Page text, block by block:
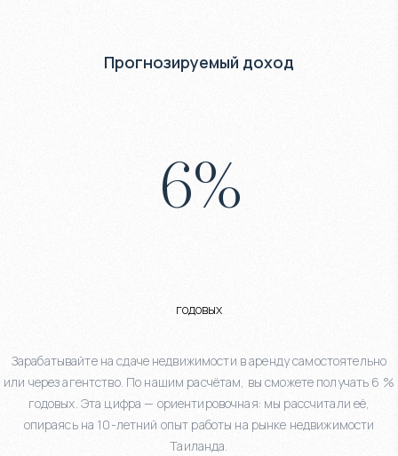
Прогнозируемый доход
6%
годовых
Зарабатывайте на сдаче недвижимости в аренду самостоятельно
или через агентство. По нашим расчётам, вы сможете получать 6 %
годовых. Эта цифра — ориентировочная: мы рассчитали её,
опираясь на 10-летний опыт работы на рынке недвижимости
Таиланда.